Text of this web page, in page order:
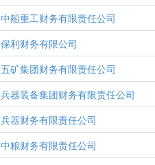
中船重工财务有限责任公司
保利财务有限公司
五矿集团财务有限责任公司
兵器装备集团财务有限责任公司
兵器财务有限责任公司
中粮财务有限责任公司